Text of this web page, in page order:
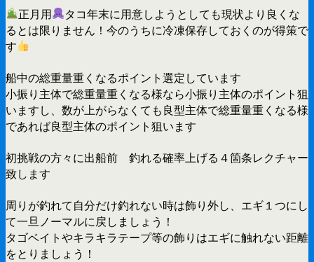
正月用
タコ年末に用意しようとしても現状より良くな
るとは限りません！今のうちに冷凍保存しておくのが得策で
す
船中の総重量重くなるポイント選定しています
小振り主体で総重量重くなる様なら小振り主体のポイント狙
いますし、数が上がらなくても良型主体で総重量重くなる様
であれば良型主体のポイント狙います
初挑戦の方々に出船前 釣れる確率上げる４箇条レクチャー
致します
周りが釣れて自分だけ釣れない時は飾り外し、エギ１つにし
て一旦ノーマルに戻しましょう！
タゴベイトやキラキラテープ等の飾りはエギに触れない距離
をとりましょう！